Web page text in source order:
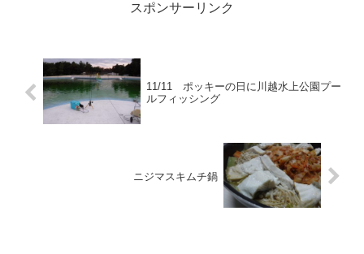
スポンサーリンク
11/11 ポッキーの日に川越水上公園プー
ルフィッシング
ニジマスキムチ鍋